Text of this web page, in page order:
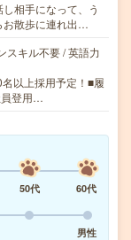
相手になって、う
お散歩に連れ出…
スキル不要 / 英語力
以上採用予定！■履
員登用…
50代
60代
男性